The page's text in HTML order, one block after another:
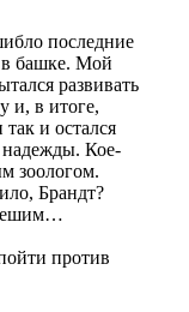
последние
в башке. Мой
развивать
и, в итоге,
и остался
Кое-
зоологом.
Брандт?
против